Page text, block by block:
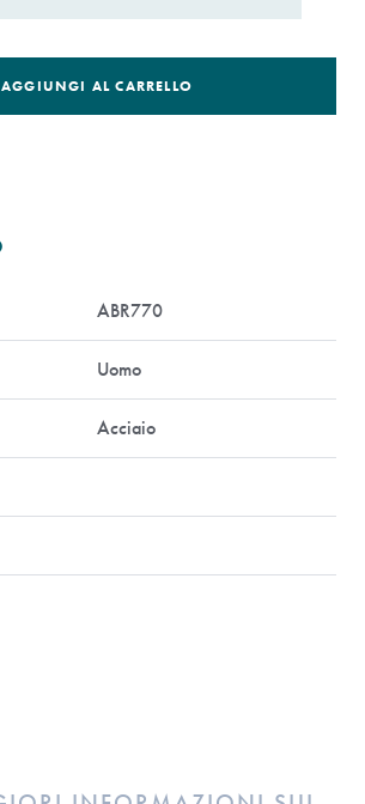
AGGIUNGI AL CARRELLO
ABR770
Uomo
Acciaio